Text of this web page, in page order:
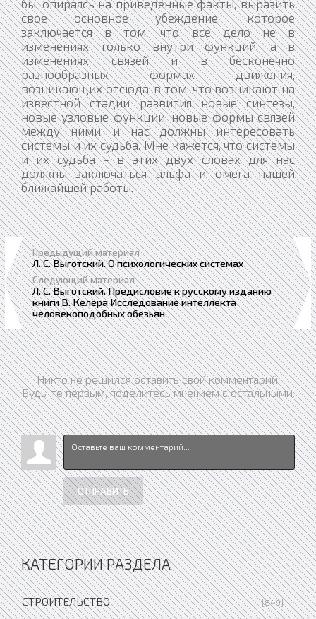
Предыдущий материал
Л. С. Выготский. О психологических системах
Следующий материал
Л. С. Выготский. Предисловие к русскому изданию
книги В. Келера Исследование интеллекта
человекоподобных обезьян
Никто не решился оставить свой комментарий.
Будь-те первым, поделитесь мнением с остальными.
ОТПРАВИТЬ
КАТЕГОРИИ РАЗДЕЛА
СТРОИТЕЛЬСТВО [849]